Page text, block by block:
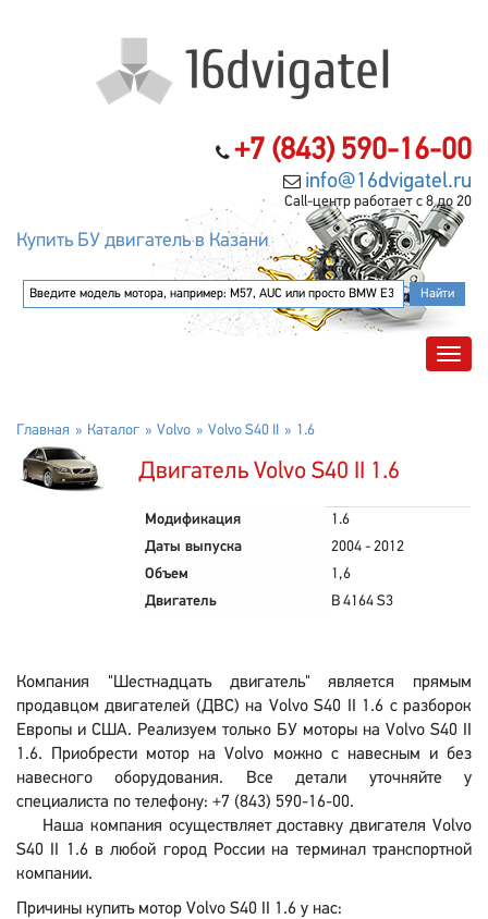
+7 (843) 590-16-00
info@16dvigatel.ru
Call-центр работает с 8 до 20
Купить БУ двигатель в Казани
Главная Каталог Volvo Volvo S40 II 1.6
Двигатель Volvo S40 II 1.6
Модификация
1.6
Даты выпуска
2004 - 2012
Объем
1,6
Двигатель
B 4164 S3
Компания "Шестнадцать двигатель" является прямым
продавцом двигателей (ДВС) на Volvo S40 II 1.6 с разборок
Европы и США. Реализуем только БУ моторы на Volvo S40 II
1.6. Приобрести мотор на Volvo можно с навесным и без
навесного оборудования. Все детали уточняйте у
специалиста по телефону: +7 (843) 590-16-00.
Наша компания осуществляет доставку двигателя Volvo
S40 II 1.6 в любой город России на терминал транспортной
компании.
Причины купить мотор Volvo S40 II 1.6 у нас: